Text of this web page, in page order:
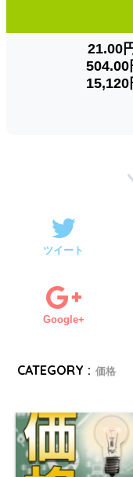
21.00
504.00
15,120
ツイート
Google+
CATEGORY : 価格